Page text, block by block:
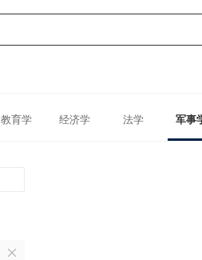
教育学 经济学 法学 军事